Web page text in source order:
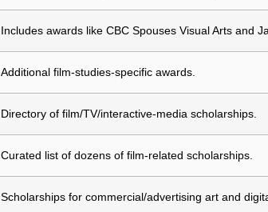
Includes awards like CBC Spouses Visual Arts and
Additional film-studies-specific awards.
Directory of film/TV/interactive-media scholarships.
Curated list of dozens of film-related scholarships.
Scholarships for commercial/advertising art and